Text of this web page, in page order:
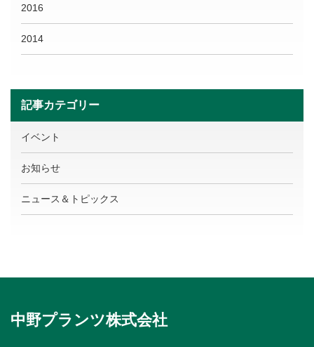
2016
2014
記事カテゴリー
イベント
お知らせ
ニュース＆トピックス
中野プランツ株式会社